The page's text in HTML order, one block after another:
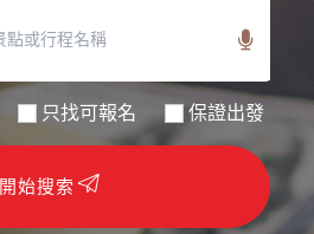
只找可報名 保證出發
開始搜索